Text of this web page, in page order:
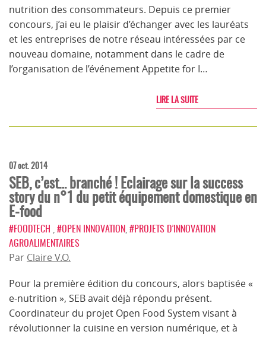
nutrition des consommateurs. Depuis ce premier
concours, j’ai eu le plaisir d’échanger avec les lauréats
et les entreprises de notre réseau intéressées par ce
nouveau domaine, notamment dans le cadre de
l’organisation de l’événement Appetite for I…
LIRE LA SUITE
07 oct. 2014
SEB, c’est… branché ! Eclairage sur la success
story du n°1 du petit équipement domestique en
E-food
#FOODTECH #OPEN INNOVATION #PROJETS D’INNOVATION
AGROALIMENTAIRES
Par Claire V.O.
Pour la première édition du concours, alors baptisée «
e-nutrition », SEB avait déjà répondu présent.
Coordinateur du projet Open Food System visant à
révolutionner la cuisine en version numérique, et à